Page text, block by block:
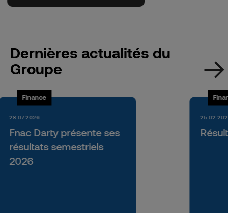
Dernières actualités du
Groupe
Fnac Darty présente ses
résultats semestriels
2026
Finance
28.07.2026